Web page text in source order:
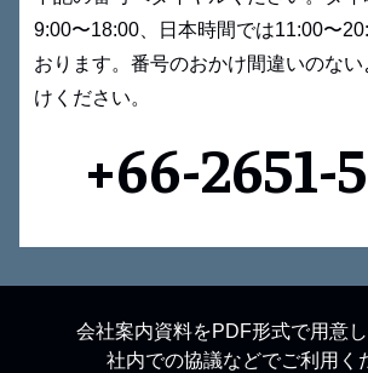
9:00〜18:00、日本時間では11:00〜
おります。番号のおかけ間違いのな
けください。
+66-2651-
会社案内資料をPDF形式で用意し
社内での協議などでご利用く